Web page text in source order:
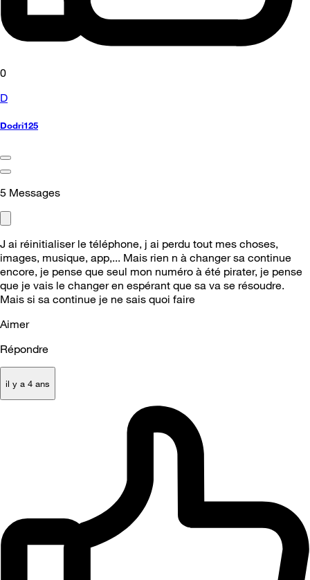
0
D
Dodri125
5 Messages
J ai réinitialiser le téléphone, j ai perdu tout mes choses,
images, musique, app,... Mais rien n à changer sa continue
encore, je pense que seul mon numéro à été pirater, je pense
que je vais le changer en espérant que sa va se résoudre.
Mais si sa continue je ne sais quoi faire
Aimer
Répondre
il y a 4 ans